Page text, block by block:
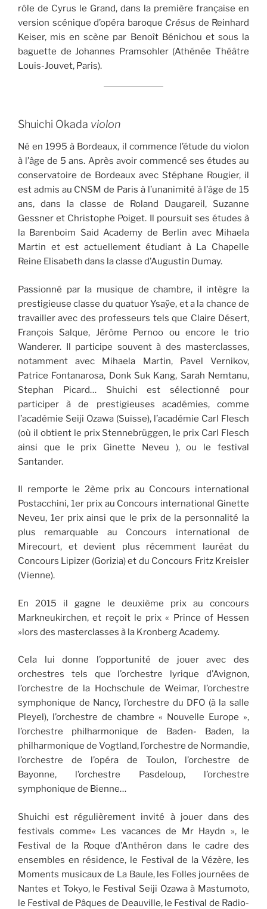
rôle de Cyrus le Grand, dans la première française en
version scénique d’opéra baroque Crésus de Reinhard
Keiser, mis en scène par Benoît Bénichou et sous la
baguette de Johannes Pramsohler (Athénée Théâtre
Louis-Jouvet, Paris).
Shuichi Okada violon
Né en 1995 à Bordeaux, il commence l’étude du violon
à l’âge de 5 ans. Après avoir commencé ses études au
conservatoire de Bordeaux avec Stéphane Rougier, il
est admis au CNSM de Paris à l’unanimité à l’âge de 15
ans, dans la classe de Roland Daugareil, Suzanne
Gessner et Christophe Poiget. Il poursuit ses études à
la Barenboim Said Academy de Berlin avec Mihaela
Martin et est actuellement étudiant à La Chapelle
Reine Elisabeth dans la classe d’Augustin Dumay.
Passionné par la musique de chambre, il intègre la
prestigieuse classe du quatuor Ysaÿe, et a la chance de
travailler avec des professeurs tels que Claire Désert,
François Salque, Jérôme Pernoo ou encore le trio
Wanderer. Il participe souvent à des masterclasses,
notamment avec Mihaela Martin, Pavel Vernikov,
Patrice Fontanarosa, Donk Suk Kang, Sarah Nemtanu,
Stephan Picard… Shuichi est sélectionné pour
participer à de prestigieuses académies, comme
l’académie Seiji Ozawa (Suisse), l’académie Carl Flesch
(où il obtient le prix Stennebrüggen, le prix Carl Flesch
ainsi que le prix Ginette Neveu ), ou le festival
Santander.
Il remporte le 2ème prix au Concours international
Postacchini, 1er prix au Concours international Ginette
Neveu, 1er prix ainsi que le prix de la personnalité la
plus remarquable au Concours international de
Mirecourt, et devient plus récemment lauréat du
Concours Lipizer (Gorizia) et du Concours Fritz Kreisler
(Vienne).
En 2015 il gagne le deuxième prix au concours
Markneukirchen, et reçoit le prix « Prince of Hessen
»lors des masterclasses à la Kronberg Academy.
Cela lui donne l’opportunité de jouer avec des
orchestres tels que l’orchestre lyrique d’Avignon,
l’orchestre de la Hochschule de Weimar, l’orchestre
symphonique de Nancy, l’orchestre du DFO (à la salle
Pleyel), l’orchestre de chambre « Nouvelle Europe »,
l’orchestre philharmonique de Baden- Baden, la
philharmonique de Vogtland, l’orchestre de Normandie,
l’orchestre de l’opéra de Toulon, l’orchestre de
Bayonne, l’orchestre Pasdeloup, l’orchestre
symphonique de Bienne…
Shuichi est régulièrement invité à jouer dans des
festivals comme« Les vacances de Mr Haydn », le
Festival de la Roque d’Anthéron dans le cadre des
ensembles en résidence, le Festival de la Vézère, les
Moments musicaux de La Baule, les Folles journées de
Nantes et Tokyo, le Festival Seiji Ozawa à Mastumoto,
le Festival de Pâques de Deauville, le Festival de Radio-